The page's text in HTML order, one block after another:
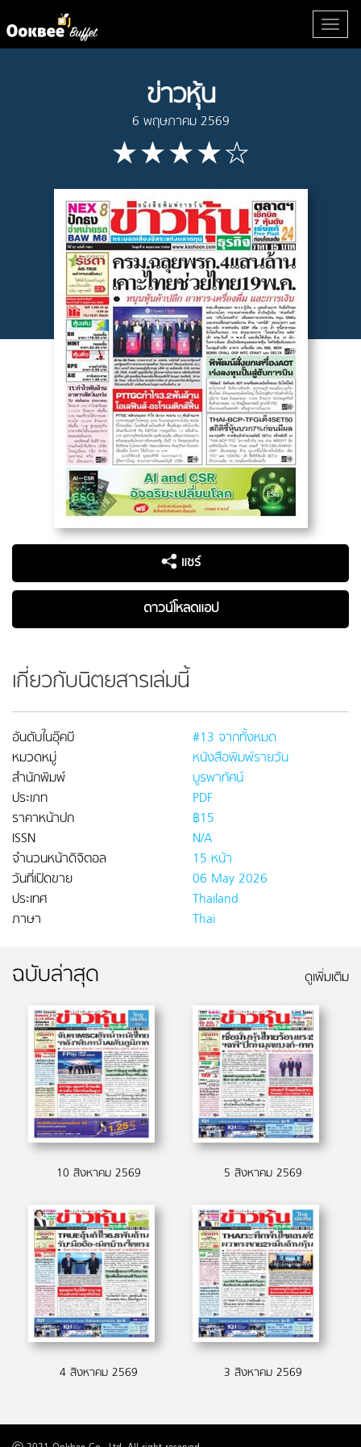
ข่าวหุ้น
6 พฤษภาคม 2569
แชร์
ดาวน์โหลดแอป
เกี่ยวกับนิตยสารเล่มนี้
อันดับในอุ๊คบี
#13 จากทั้งหมด
หมวดหมู่
หนังสือพิมพ์รายวัน
สำนักพิมพ์
บูรพาทัศน์
ประเภท
PDF
ราคาหน้าปก
฿15
ISSN
N/A
จำนวนหน้าดิจิตอล
15 หน้า
วันที่เปิดขาย
06 May 2026
ประเทศ
Thailand
ภาษา
Thai
ฉบับล่าสุด ดูเพิ่มเติม
10 สิงหาคม 2569 5 สิงหาคม 2569
4 สิงหาคม 2569 3 สิงหาคม 2569